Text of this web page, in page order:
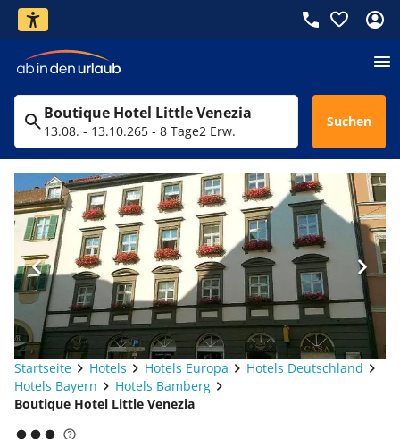
Boutique Hotel Little Venezia
13.08. - 13.10.265 - 8 Tage2 Erw.
Suchen
Startseite Hotels Hotels Europa
Hotels Deutschland
Hotels Bayern
Hotels Bamberg
Boutique Hotel Little Venezia